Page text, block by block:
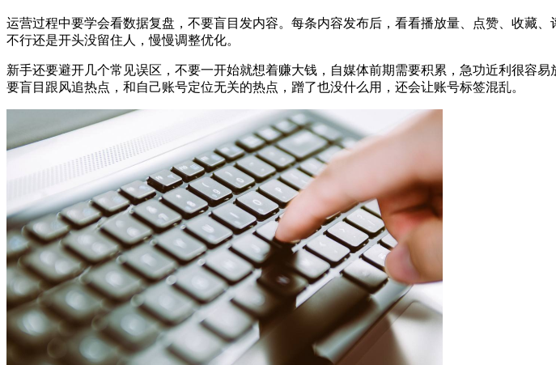
运营过程中要学会看数据复盘，不要盲目发内容。每条内容发布后，看看播放量、点赞、收藏
不行还是开头没留住人，慢慢调整优化。
新手还要避开几个常见误区，不要一开始就想着赚大钱，自媒体前期需要积累，急功近利很容
要盲目跟风追热点，和自己账号定位无关的热点，蹭了也没什么用，还会让账号标签混乱。